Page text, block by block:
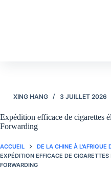
XING HANG 3 JUILLET 2026
Expédition efficace de cigarettes
Forwarding
ACCUEIL
DE LA CHINE À L'AFRIQUE
EXPÉDITION EFFICACE DE
FORWARDING